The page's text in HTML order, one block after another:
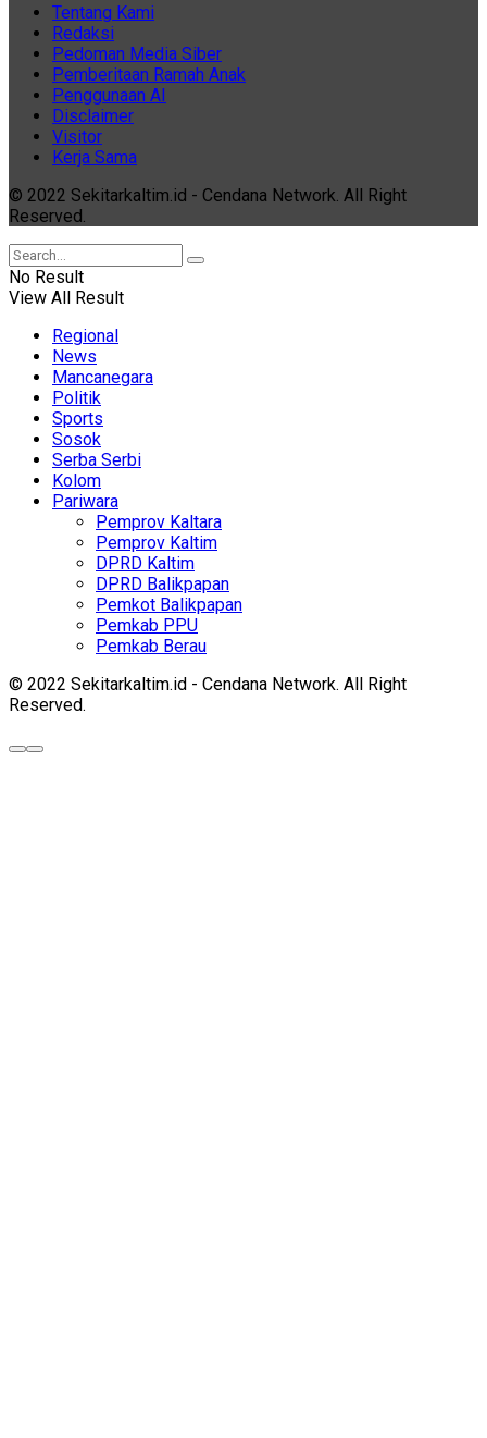
Tentang Kami
Redaksi
Pedoman Media Siber
Pemberitaan Ramah Anak
Penggunaan AI
Disclaimer
Visitor
Kerja Sama
© 2022 Sekitarkaltim.id - Cendana Network. All Right
Reserved.
No Result
View All Result
Regional
News
Mancanegara
Politik
Sports
Sosok
Serba Serbi
Kolom
Pariwara
Pemprov Kaltara
Pemprov Kaltim
DPRD Kaltim
DPRD Balikpapan
Pemkot Balikpapan
Pemkab PPU
Pemkab Berau
© 2022 Sekitarkaltim.id - Cendana Network. All Right
Reserved.